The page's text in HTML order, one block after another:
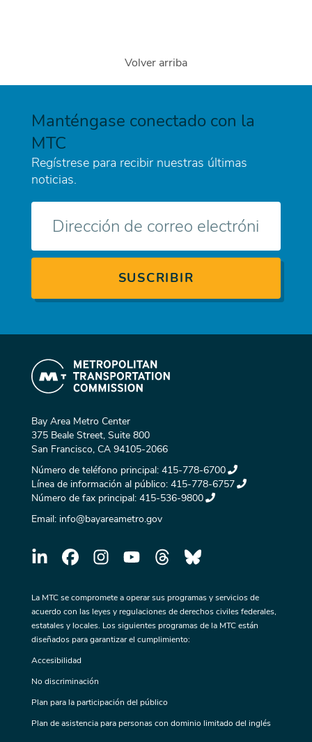
Volver arriba
Manténgase conectado con la
MTC
Regístrese para recibir nuestras últimas
noticias.
electrónico
Bay Area Metro Center
375 Beale Street, Suite 800
San Francisco, CA 94105-2066
Número de teléfono principal: 415-778-6700
Línea de información al público: 415-778-6757
Número de fax principal: 415-536-9800
Email: info@bayareametro.gov
La MTC se compromete a operar sus programas y servicios de
acuerdo con las leyes y regulaciones de derechos civiles federales,
estatales y locales. Los siguientes programas de la MTC están
diseñados para garantizar el cumplimiento:
Accesibilidad
No discriminación
Plan para la participación del público
Plan de asistencia para personas con dominio limitado del inglés